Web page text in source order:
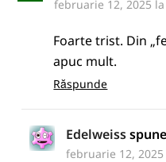
februarie 12, 2025 la
Foarte trist. Din
apuc mult.
Răspunde
Edelweiss
februarie 12, 2025